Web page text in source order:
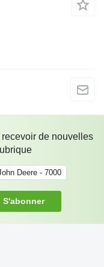
de nouvelles
Deere - 7000
S'abonner